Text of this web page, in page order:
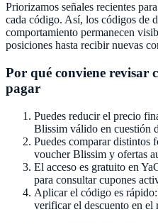
Priorizamos señales recientes
cada código. Así, los códigos de
comportamiento permanecen
posiciones hasta recibir nuevas
Por qué conviene revisar
pagar
Puedes reducir el precio
Blissim válido en cuestión
Puedes comparar distintos
voucherBlissim y ofertas
El acceso es gratuito en
para consultar cupones
Aplicar el código es
verificar el descuento en el